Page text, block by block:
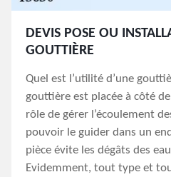
DEVIS POSE OU
GOUTTIÈRE
Quel est l’utilité d’une
gouttière est placée à côté
rôle de gérer l’écoulement
pouvoir le guider dans un
pièce évite les dégâts des
Evidemment, tout type et